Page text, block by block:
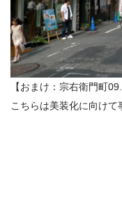
【おまけ：宗右衛門町
こちらは美装化に向けて